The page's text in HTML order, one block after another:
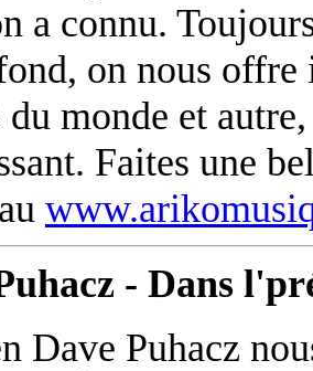
a connu.
on nous offre
du monde et
Faites une
- Dans
Dave Puhacz